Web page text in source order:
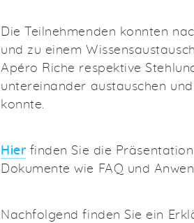
Die Teilnehmenden konnten
und zu einem
Apéro Riche respektive
untereinander austauschen
konnte.
Hier finden Sie die
Dokumente wie FAQ und
Nachfolgend finden Sie ein